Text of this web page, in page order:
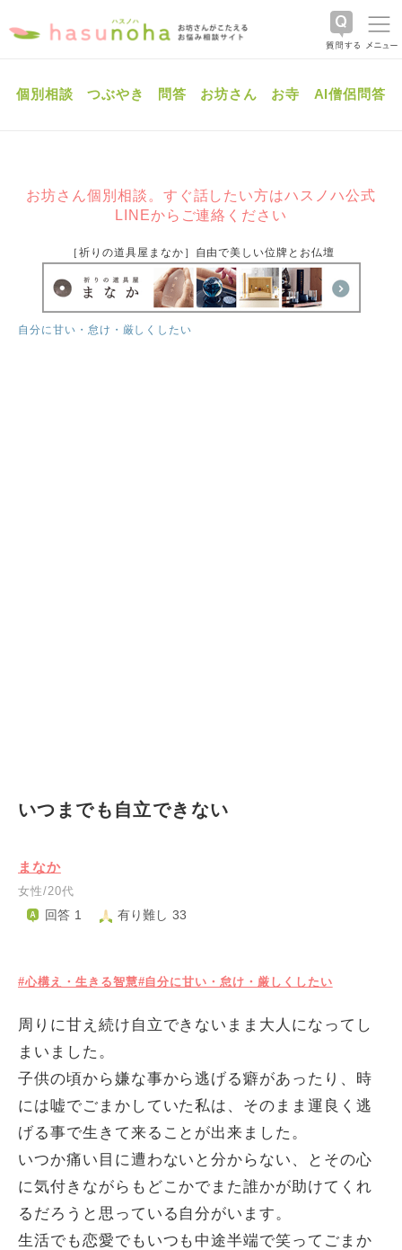
個別相談 つぶやき 問答 お坊さん お寺 AI僧侶問答
お坊さん個別相談。すぐ話したい方はハスノハ公式
LINEからご連絡ください
［祈りの道具屋まなか］自由で美しい位牌とお仏壇
自分に甘い・怠け・厳しくしたい
いつまでも自立できない
まなか
女性/20代
回答 1 有り難し 33
#心構え・生きる智慧#自分に甘い・怠け・厳しくしたい
周りに甘え続け自立できないまま大人になってし
まいました。
子供の頃から嫌な事から逃げる癖があったり、時
には嘘でごまかしていた私は、そのまま運良く逃
げる事で生きて来ることが出来ました。
いつか痛い目に遭わないと分からない、とその心
に気付きながらもどこかでまた誰かが助けてくれ
るだろうと思っている自分がいます。
生活でも恋愛でもいつも中途半端で笑ってごまか